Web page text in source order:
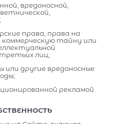
вредоносной,
права, права на
коммерческую тайну или
лиц;
или другие вредоносные
рекламой